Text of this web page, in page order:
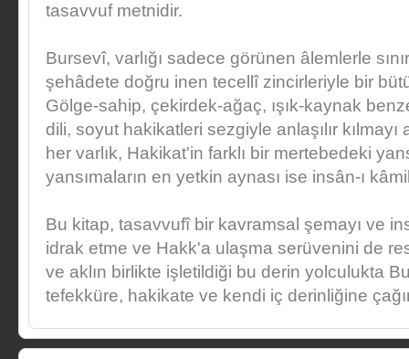
tasavvuf metnidir.
Bursevî, varlığı sadece görünen âlemlerle
şehâdete doğru inen tecellî zincirleriyle bir
Gölge-sahip, çekirdek-ağaç, ışık-kaynak
dili, soyut hakikatleri sezgiyle anlaşılır
her varlık, Hakikat'in farklı bir mertebedeki
yansımaların en yetkin aynası ise insân-ı
Bu kitap, tasavvufî bir kavramsal şemayı ve
idrak etme ve Hakk'a ulaşma serüvenini de
ve aklın birlikte işletildiği bu derin yolculukta
tefekküre, hakikate ve kendi iç derinliğine